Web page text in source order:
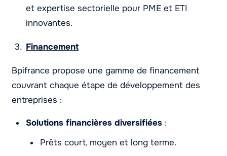
et expertise sectorielle pour PME et ETI
innovantes.
Financement
Bpifrance propose une gamme de financement
couvrant chaque étape de développement des
entreprises :
Solutions financières diversifiées :
Prêts court, moyen et long terme.